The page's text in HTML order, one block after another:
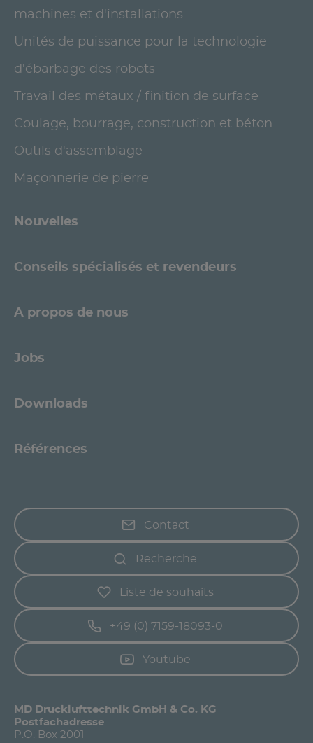
machines et d'installations
Unités de puissance pour la technologie
d'ébarbage des robots
Travail des métaux / finition de surface
Coulage, bourrage, construction et béton
Outils d'assemblage
Maçonnerie de pierre
Nouvelles
Conseils spécialisés et revendeurs
A propos de nous
Jobs
Downloads
Références
Contact
Recherche
Liste de souhaits
+49 (0) 7159-18093-0
Youtube
MD Drucklufttechnik GmbH & Co. KG
Postfachadresse
P.O. Box 2001